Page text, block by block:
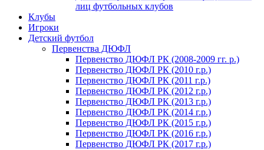
лиц футбольных клубов
Клубы
Игроки
Детский футбол
Первенства ДЮФЛ
Первенство ДЮФЛ РК (2008-2009 гг. р.)
Первенство ДЮФЛ РК (2010 г.р.)
Первенство ДЮФЛ РК (2011 г.р.)
Первенство ДЮФЛ РК (2012 г.р.)
Первенство ДЮФЛ РК (2013 г.р.)
Первенство ДЮФЛ РК (2014 г.р.)
Первенство ДЮФЛ РК (2015 г.р.)
Первенство ДЮФЛ РК (2016 г.р.)
Первенство ДЮФЛ РК (2017 г.р.)